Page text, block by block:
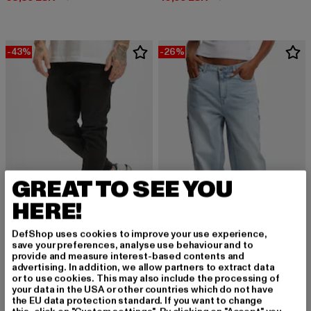
-43%
2Y PREMIUM
Jaden
22,79 EUR
Derzeitiger Preis: 22,79 EUR
39,99 EURAktionspreis: 39,99 EUR
-26%
KARL KANI
Og Baggy Workwear
59,19 EUR
Derzeitiger Preis: 59,19 EUR
79,99 EURAktionspreis:
GREAT TO SEE YOU
HERE!
DefShop uses cookies to improve your use experience,
save your preferences, analyse use behaviour and to
provide and measure interest-based contents and
advertising. In addition, we allow partners to extract data
or to use cookies. This may also include the processing of
your data in the USA or other countries which do not have
the EU data protection standard. If you want to change